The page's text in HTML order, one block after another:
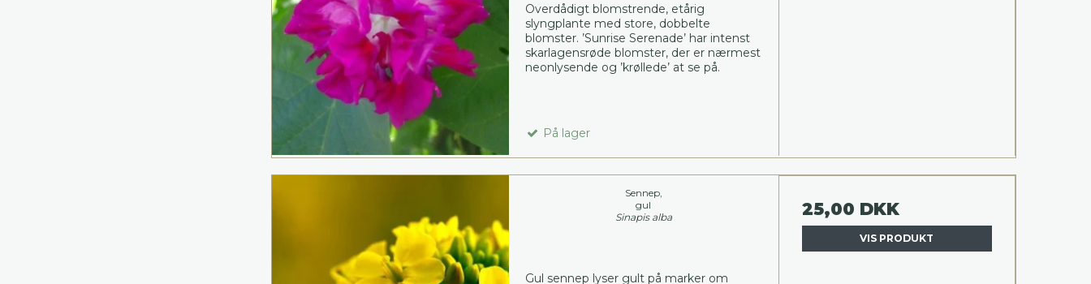
Overdådigt blomstrende, etårig
slyngplante med store, dobbelte
blomster. ’Sunrise Serenade’ har intenst
skarlagensrøde blomster, der er nærmest
neonlysende og ’krøllede’ at se på.
På lager
Sennep,
gul
Sinapis alba
Gul sennep lyser gult på marker om
25,00 DKK
VIS PRODUKT